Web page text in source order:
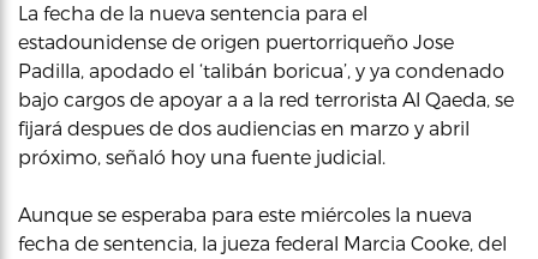
La fecha de la nueva sentencia para el
estadounidense de origen puertorriqueño Jose
Padilla, apodado el ‘talibán boricua’, y ya condenado
bajo cargos de apoyar a a la red terrorista Al Qaeda, se
fijará despues de dos audiencias en marzo y abril
próximo, señaló hoy una fuente judicial.
Aunque se esperaba para este miércoles la nueva
fecha de sentencia, la jueza federal Marcia Cooke, del